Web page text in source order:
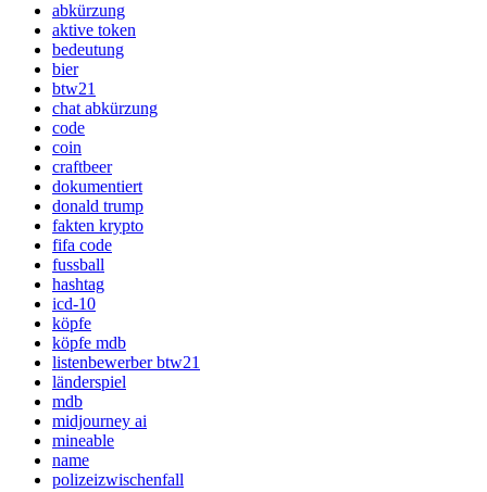
abkürzung
aktive token
bedeutung
bier
btw21
chat abkürzung
code
coin
craftbeer
dokumentiert
donald trump
fakten krypto
fifa code
fussball
hashtag
icd-10
köpfe
köpfe mdb
listenbewerber btw21
länderspiel
mdb
midjourney ai
mineable
name
polizeizwischenfall